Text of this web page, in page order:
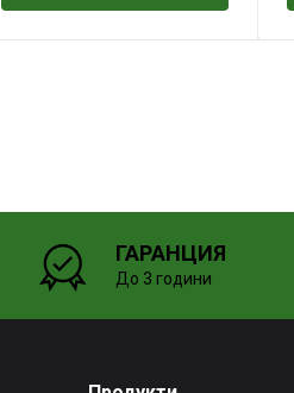
ГАРАНЦИЯ
До 3 години